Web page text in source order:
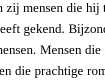
zij mensen die hij
gekend.
Mensen
die prachtige